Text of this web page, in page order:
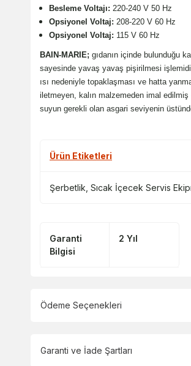
Besleme Voltajı: 220-240 V 50 Hz
Opsiyonel Voltaj: 208-220 V 60 Hz
Opsiyonel Voltaj: 115 V 60 Hz
BAIN-MARIE; gıdanın içinde bulunduğu
sayesinde yavaş yavaş pişirilmesi
ısı nedeniyle topaklaşması ve hatta
iletmeyen, kalın malzemeden imal
suyun gerekli olan asgari seviyenin
Ürün Etiketleri
Şerbetlik Sıcak İçecek Servis
Garanti
Bilgisi
2 Yıl
Ödeme Seçenekleri
Garanti ve İade Şartları